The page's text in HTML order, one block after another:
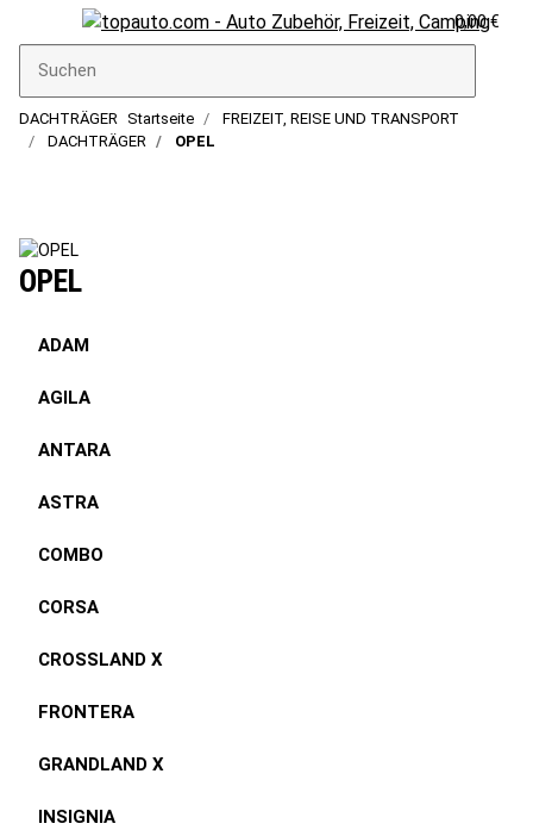
0,00 €
DACHTRÄGER Startseite
FREIZEIT, REISE UND TRANSPORT
DACHTRÄGER
OPEL
OPEL
ADAM
AGILA
ANTARA
ASTRA
COMBO
CORSA
CROSSLAND X
FRONTERA
GRANDLAND X
INSIGNIA